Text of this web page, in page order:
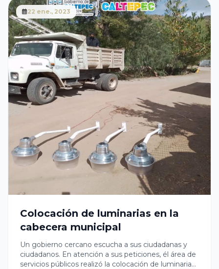
22 ene., 2023
Colocación de luminarias en la
cabecera municipal
Un gobierno cercano escucha a sus ciudadanas y
ciudadanos. En atención a sus peticiones, él área de
servicios públicos realizó la colocación de luminarias